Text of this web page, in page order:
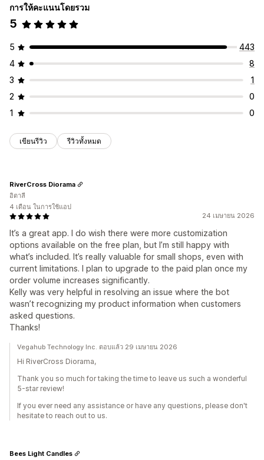
การให้คะแนนโดยรวม
5
5
443
4
8
3
1
2
0
1
0
เขียนรีวิว รีวิวทั้งหมด
24 เมษายน 2026
It’s a great app. I do wish there were more customization
options available on the free plan, but I’m still happy with
what’s included. It’s really valuable for small shops, even with
current limitations. I plan to upgrade to the paid plan once my
order volume increases significantly.
Kelly was very helpful in resolving an issue where the bot
wasn’t recognizing my product information when customers
asked questions.
Thanks!
RiverCross Diorama
อิตาลี
4 เดือน ในการใช้แอป
Vegahub Technology Inc. ตอบแล้ว 29 เมษายน 2026
Hi RiverCross Diorama,
Thank you so much for taking the time to leave us such a wonderful
5-star review!
If you ever need any assistance or have any questions, please don't
hesitate to reach out to us.
Bees Light Candles